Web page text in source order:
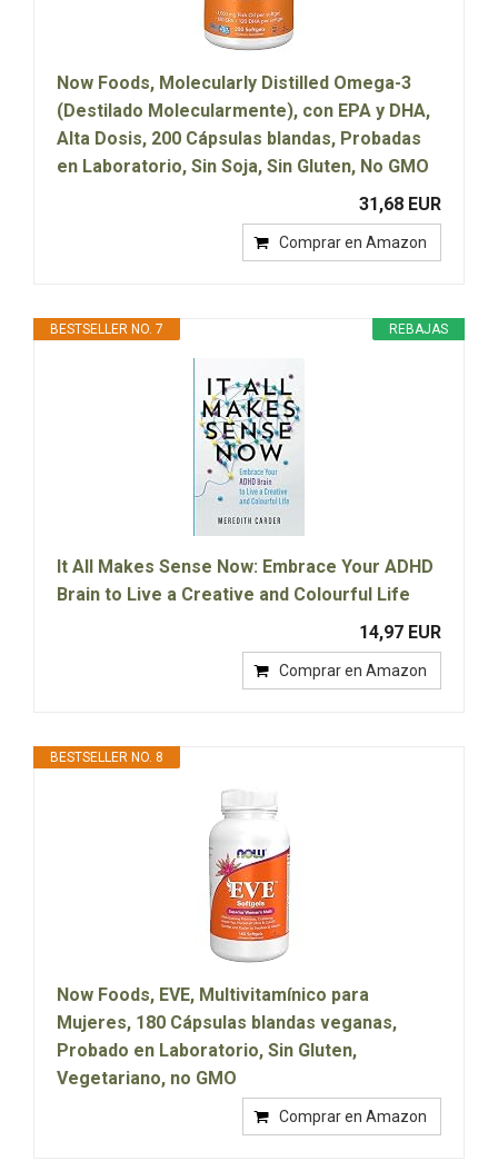
Now Foods, Molecularly Distilled Omega-3
(Destilado Molecularmente), con EPA y DHA,
Alta Dosis, 200 Cápsulas blandas, Probadas
en Laboratorio, Sin Soja, Sin Gluten, No GMO
31,68 EUR
Comprar en Amazon
REBAJAS
BESTSELLER NO. 7
It All Makes Sense Now: Embrace Your ADHD
Brain to Live a Creative and Colourful Life
14,97 EUR
Comprar en Amazon
BESTSELLER NO. 8
Now Foods, EVE, Multivitamínico para
Mujeres, 180 Cápsulas blandas veganas,
Probado en Laboratorio, Sin Gluten,
Vegetariano, no GMO
Comprar en Amazon